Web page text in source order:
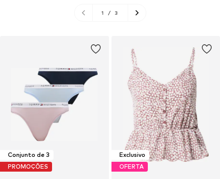
Conjunto de 3
PROMOÇÕES
Exclusivo
OFERTA
1 / 3